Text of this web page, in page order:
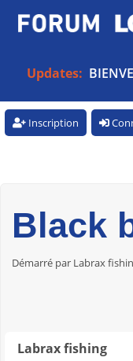
Updates:
Inscription
Black
Démarré par Labrax
Labrax fishing